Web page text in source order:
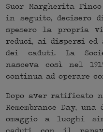
Suor Margherita
in seguito, decisero
spesero la propria
reduci, ai dispersi
dei caduti. La
nasceva così nel
continua ad operare
Dopo aver ratificato
Remembrance Day,
omaggio a luoghi